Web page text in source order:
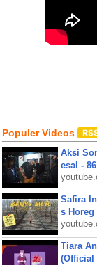
Populer Videos
Aksi
esal - 86
Safira
s Horeg
Tiara
(Official